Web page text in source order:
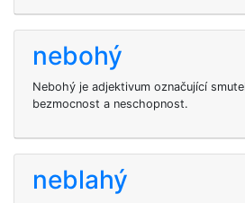
nebohý
Nebohý je adjektivum označující
bezmocnost a neschopnost.
neblahý